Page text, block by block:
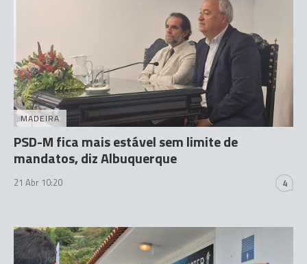
MADEIRA
PSD-M fica mais estável sem limite de
mandatos, diz Albuquerque
21 Abr 10:20 4